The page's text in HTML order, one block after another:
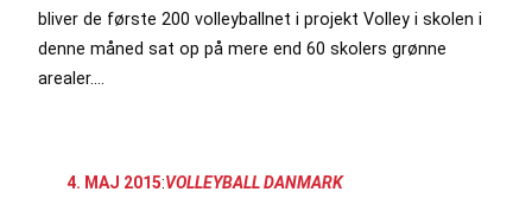
bliver de første 200 volleyballnet i projekt Volley i skolen i
denne måned sat op på mere end 60 skolers grønne
arealer.…
4. MAJ 2015:VOLLEYBALL DANMARK